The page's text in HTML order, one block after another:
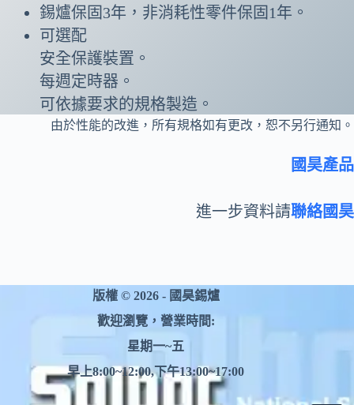
錫爐保固3年，非消耗性零件保固1年。
可選配
安全保護裝置。
每週定時器。
可依據要求的規格製造。
由於性能的改進，所有規格如有更改，恕不另行通知。
國昊產品
進一步資料請聯絡國昊
版權 © 2026 - 國昊錫爐
歡迎瀏覽，營業時間:
星期一~五
早上8:00~12:00,下午13:00~17:00